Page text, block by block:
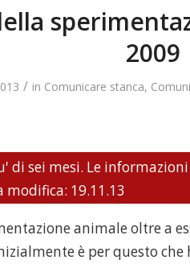
2009
/ in Comunicare stanca,
di sei mesi. Le
19.11.13
animale oltre a
è per questo